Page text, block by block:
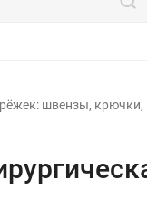
швензы, крючки,